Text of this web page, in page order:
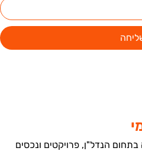
הנדל"ן, פרויקטים ונכסים